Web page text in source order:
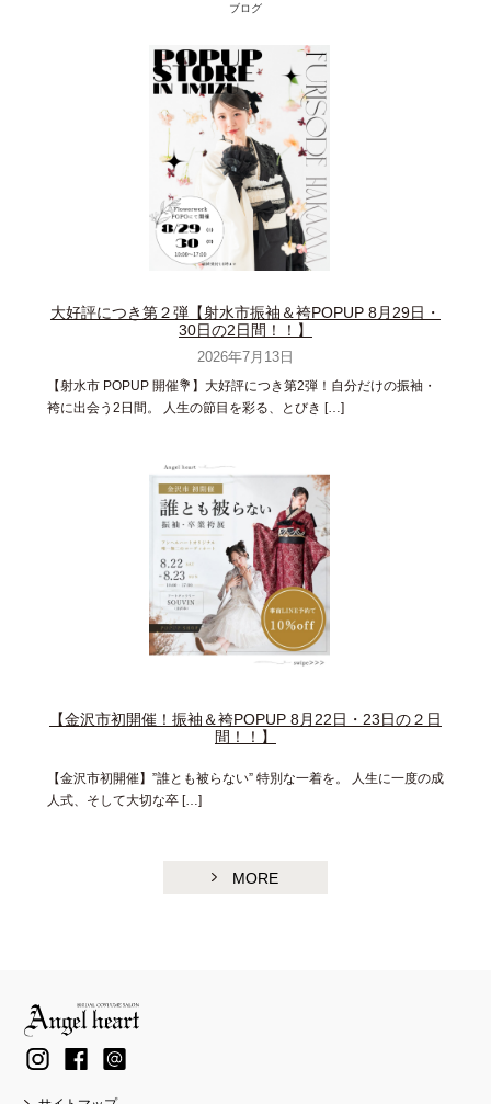
ブログ
大好評につき第２弾【射水市振袖＆袴POPUP 8月29日・
30日の2日間！！】
2026年7月13日
【射水市 POPUP 開催💐】大好評につき第2弾！自分だけの振袖・
袴に出会う2日間。 人生の節目を彩る、とびき […]
【金沢市初開催！振袖＆袴POPUP 8月22日・23日の２日
間！！】
【金沢市初開催】”誰とも被らない” 特別な一着を。 人生に一度の成
人式、そして大切な卒 […]
MORE